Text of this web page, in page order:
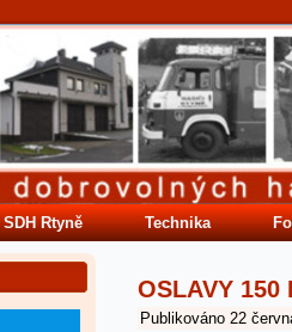
SDH Rtyně Technika
OSLAVY 150
Publikováno 22